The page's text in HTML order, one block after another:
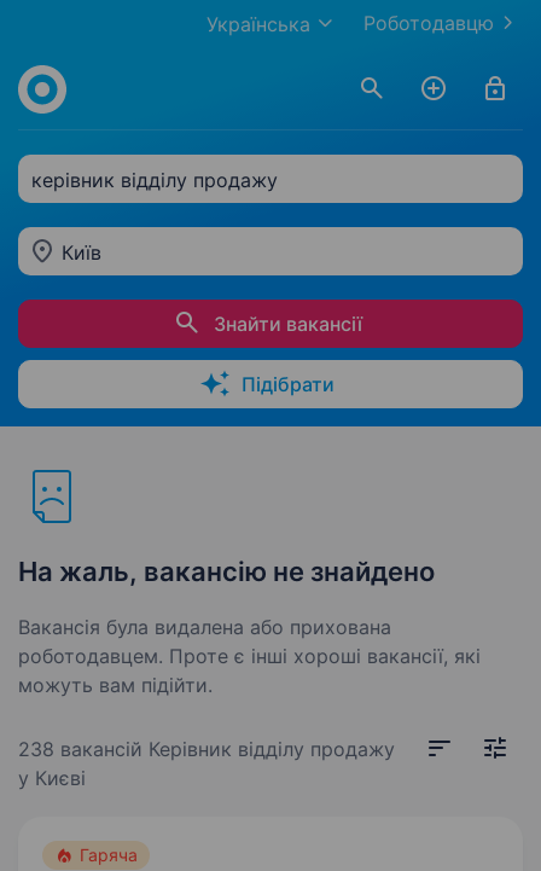
Роботодавцю
Українська
керівник відділу продажу
Київ
Знайти вакансії
Підібрати
На жаль, вакансію не знайдено
Вакансія була видалена або прихована
роботодавцем. Проте є інші хороші вакансії, які
можуть вам підійти.
238 вакансій Керівник відділу продажу
у Києві
Гаряча